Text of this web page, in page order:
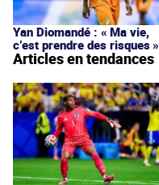
Yan Diomandé : « Ma vie,
c’est prendre des risques »
Articles en tendances